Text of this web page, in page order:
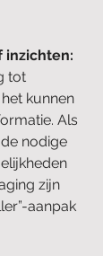
inzichten:
tot
kunnen
Als
nodige
zijn
aanpak